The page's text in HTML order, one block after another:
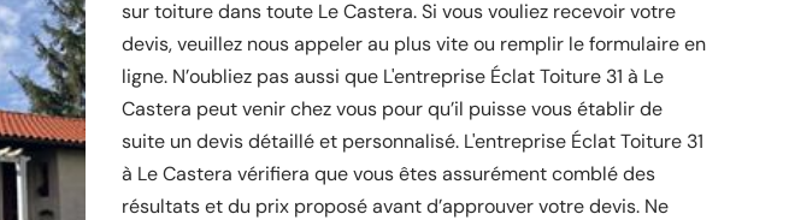
sur toiture dans toute Le Castera. Si vous vouliez recevoir votre
devis, veuillez nous appeler au plus vite ou remplir le formulaire en
ligne. N’oubliez pas aussi que L'entreprise Éclat Toiture 31 à Le
Castera peut venir chez vous pour qu’il puisse vous établir de
suite un devis détaillé et personnalisé. L'entreprise Éclat Toiture 31
à Le Castera vérifiera que vous êtes assurément comblé des
résultats et du prix proposé avant d’approuver votre devis. Ne